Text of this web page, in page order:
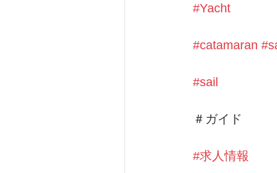
#Yacht
#catamaran
#sail
＃ガイド
#求人情報